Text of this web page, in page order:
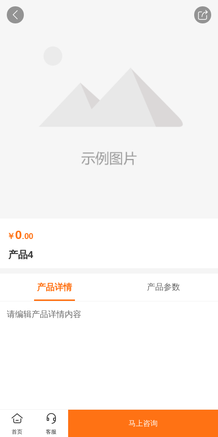
￥ 0.00
产品4
产品详情 产品参数
请编辑产品详情内容
首页 客服
马上咨询